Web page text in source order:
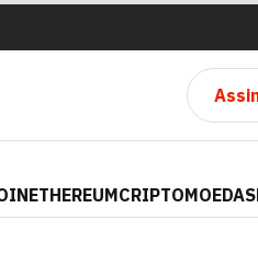
ETHEREUMCRIPTOMOEDAS